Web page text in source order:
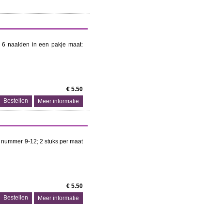
naalden in een pakje maat:
€ 5.50
Meer informatie
9-12; 2 stuks per maat
€ 5.50
Meer informatie